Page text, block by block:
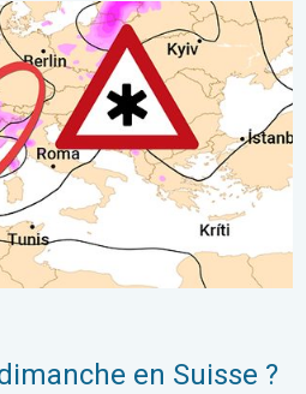
Suisse ?. Dégradation
en Suisse ?